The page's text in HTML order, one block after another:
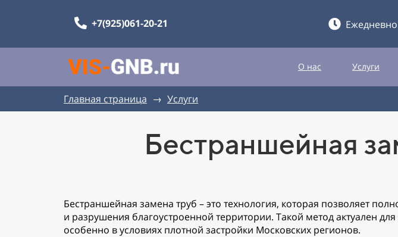
+7(925)061-20-21
О нас Услуги
Главная страница → Услуги
Бестраншейная
Бестраншейная замена труб – это технология, которая позволяет
и разрушения благоустроенной территории. Такой метод актуален
особенно в условиях плотной застройки Московских регионов.